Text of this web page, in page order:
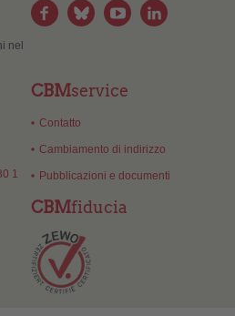
nel
1
CBMservice
Contatto
Cambiamento di indirizzo
Pubblicazioni e documenti
CBMfiducia